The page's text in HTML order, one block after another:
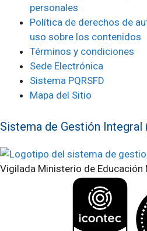
personales
Política de derechos de
uso sobre los contenidos
Términos y condiciones
Sede Electrónica
Sistema PQRSFD
Mapa del Sitio
Sistema de Gestión Integral
Vigilada Ministerio de Educación